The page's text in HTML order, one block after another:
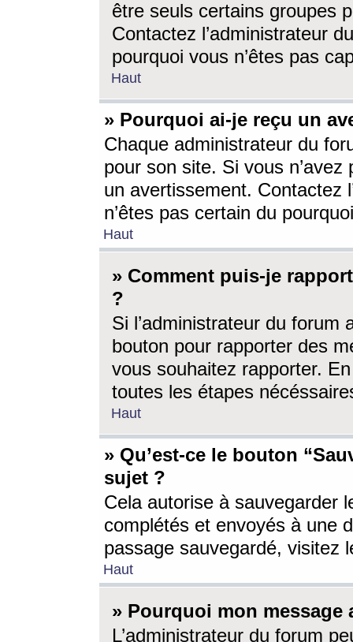
être seuls certains groupes
Contactez l’administrateur
pourquoi vous n’êtes pas
Haut
» Pourquoi ai-je reçu un
Chaque administrateur du
pour son site. Si vous
un avertissement. Contactez
n’êtes pas certain du
Haut
» Comment puis-je
?
Si l’administrateur du forum
bouton pour rapporter des
vous souhaitez rapporter.
toutes les étapes
Haut
» Qu’est-ce le bouton
sujet ?
Cela autorise à sauvegarder
complétés et envoyés à une
passage sauvegardé, visitez
Haut
» Pourquoi mon message
L’administrateur du forum